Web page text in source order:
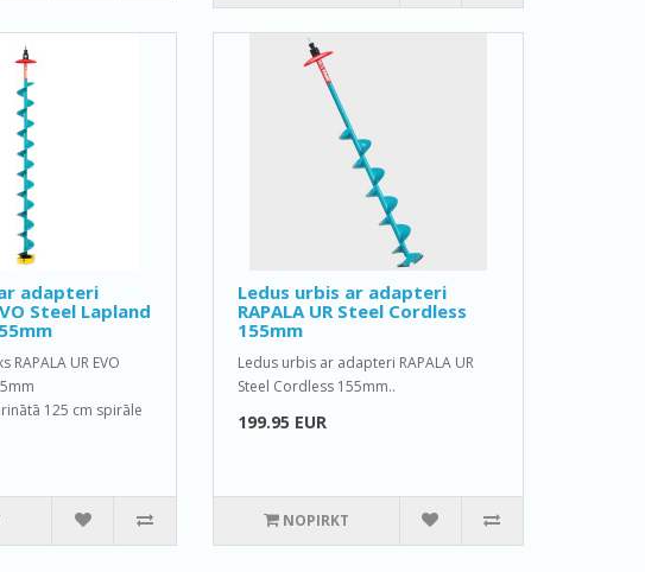
adapteri
Steel Lapland
RAPALA UR EVO
125 cm spirāle
Ledus urbis ar adapteri
RAPALA UR Steel Cordless
155mm
Ledus urbis ar adapteri RAPALA UR
Steel Cordless 155mm..
199.95 EUR
NOPIRKT